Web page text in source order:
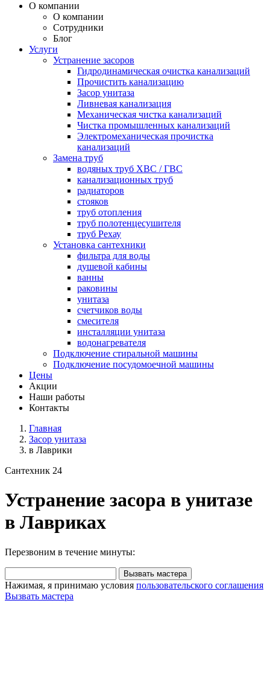
О компании
О компании
Сотрудники
Блог
Услуги
Устранение засоров
Гидродинамическая очистка канализаций
Прочистить канализацию
Засор унитаза
Ливневая канализация
Механическая чистка канализаций
Чистка промышленных канализаций
Электромеханическая прочистка
канализаций
Замена труб
водяных труб ХВС / ГВС
канализационных труб
радиаторов
стояков
труб отопления
труб полотенцесушителя
труб Рехау
Установка сантехники
фильтра для воды
душевой кабины
ванны
раковины
унитаза
счетчиков воды
смесителя
инсталляции унитаза
водонагревателя
Подключение стиральной машины
Подключение посудомоечной машины
Цены
Акции
Наши работы
Контакты
Главная
Засор унитаза
в Лаврики
Сантехник 24
Устранение засора в унитазе
в Лавриках
Перезвоним в течение минуты:
Вызвать мастера
Нажимая, я принимаю условия пользовательского соглашения
Вызвать мастера